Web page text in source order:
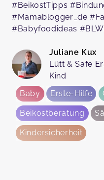
#BeikostTipps
#Mamablogger_de
#Babyfoodideas
Juliane Kux
Lütt & Safe
Kind
Baby
Erste-Hilfe
Beikostberatung
Kindersicherheit